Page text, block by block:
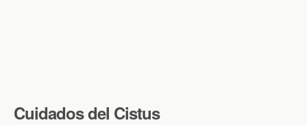
Cuidados del Cistus